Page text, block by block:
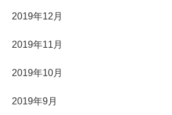
2019年12月
2019年11月
2019年10月
2019年9月